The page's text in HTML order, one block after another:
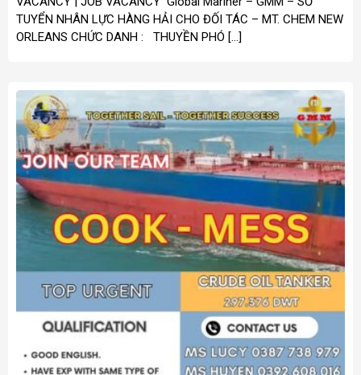
TUYỂN NHÂN LỰC HÀNG HẢI CHO ĐỐI TÁC – MT. CHEM NEW
ORLEANS CHỨC DANH : THUYỀN PHÓ […]